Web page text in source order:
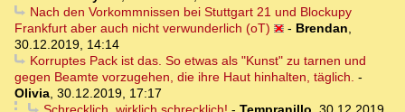
Nach den Vorkommnissen bei Stuttgart 21 und Blockupy
Frankfurt aber auch nicht verwunderlich (oT)
- Brendan
30.12.2019, 14:14
Korruptes Pack ist das. So etwas als "Kunst" zu tarnen und
gegen Beamte vorzugehen, die ihre Haut hinhalten, täglich. -
Olivia 30.12.2019, 17:17
Schrecklich, wirklich schrecklich! - Tempranillo 30.12.2019,